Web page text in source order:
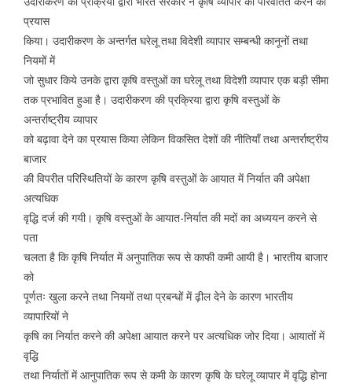
प्रयास
किया। उदारीकरण के अन्तर्गत घरेलू तथा विदेशी व्यापार सम्बन्धी कानूनों तथा
नियमों में
जो सुधार किये उनके द्वारा कृषि वस्तुओं का घरेलू तथा विदेशी व्यापार एक बड़ी सीमा
तक प्रभावित हुआ है। उदारीकरण की प्रक्रिया द्वारा कृषि वस्तुओं के
अन्तर्राष्ट्रीय व्यापार
को बढ़ावा देने का प्रयास किया लेकिन विकसित देशों की नीतियाँ तथा अन्तर्राष्ट्रीय
बाजार
की विपरीत परिस्थितियों के कारण कृषि वस्तुओं के आयात में निर्यात की अपेक्षा
अत्यधिक
वृद्धि दर्ज की गयी। कृषि वस्तुओं के आयात-निर्यात की मदों का अध्ययन करने से
पता
चलता है कि कृषि निर्यात में अनुपातिक रूप से काफी कमी आयी है। भारतीय बाजार
को
पूर्णतः खुला करने तथा नियमों तथा प्रबन्धों में ढ़ील देने के कारण भारतीय
व्यापारियों ने
कृषि का निर्यात करने की अपेक्षा आयात करने पर अत्यधिक जोर दिया। आयातों में
वृद्धि
तथा निर्यातों में आनुपातिक रूप से कमी के कारण कृषि के घरेलू व्यापार में वृद्धि होना